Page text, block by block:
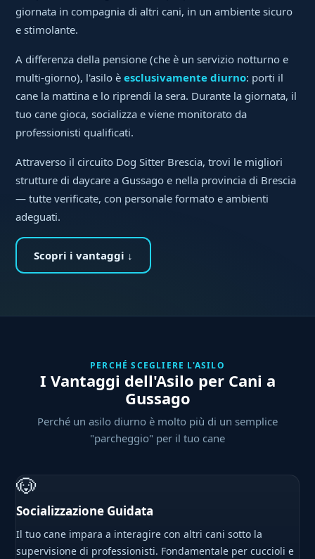
giornata in compagnia di altri cani, in un ambiente sicuro
e stimolante.
A differenza della pensione (che è un servizio notturno e
multi-giorno), l'asilo èesclusivamente diurno: porti il
cane la mattina e lo riprendi la sera. Durante la giornata, il
tuo cane gioca, socializza e viene monitorato da
professionisti qualificati.
Attraverso il circuito Dog Sitter Brescia, trovi le migliori
strutture di daycare a Gussago e nella provincia di Brescia
— tutte verificate, con personale formato e ambienti
adeguati.
Scopri i vantaggi ↓
PERCHÉ SCEGLIERE L'ASILO
I Vantaggi dell'Asilo per Cani a
Gussago
Perché un asilo diurno è molto più di un semplice
"parcheggio" per il tuo cane
🐶
Socializzazione Guidata
Il tuo cane impara a interagire con altri cani sotto la
supervisione di professionisti. Fondamentale per cuccioli e